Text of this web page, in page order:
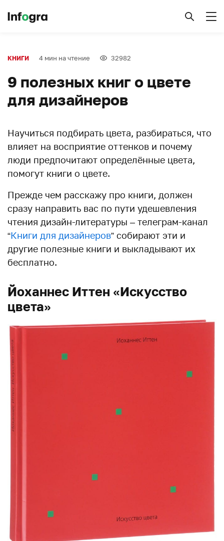
КНИГИ 4 мин на чтение 32982
9 полезных книг о цвете
для дизайнеров
Научиться подбирать цвета, разбираться, что
влияет на восприятие оттенков и почему
люди предпочитают определённые цвета,
помогут книги о цвете.
Прежде чем расскажу про книги, должен
сразу направить вас по пути удешевления
чтения дизайн-литературы – телеграм-канал
“Книги для дизайнеров” собирают эти и
другие полезные книги и выкладывают их
бесплатно.
Йоханнес Иттен «Искусство
цвета»